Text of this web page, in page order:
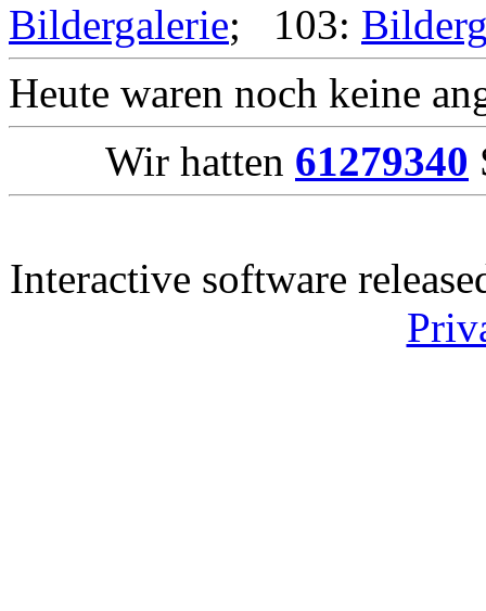
Bildergalerie; 103:
Heute waren noch keine
Wir hatten 61279340
Interactive software